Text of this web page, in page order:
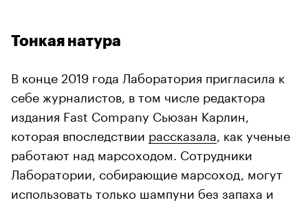
Тонкая натура
В конце 2019 года Лаборатория пригласила к
себе журналистов, в том числе редактора
издания Fast Company Сьюзан Карлин,
которая впоследствии рассказала , как ученые
работают над марсоходом. Сотрудники
Лаборатории, собирающие марсоход, могут
использовать только шампуни без запаха и